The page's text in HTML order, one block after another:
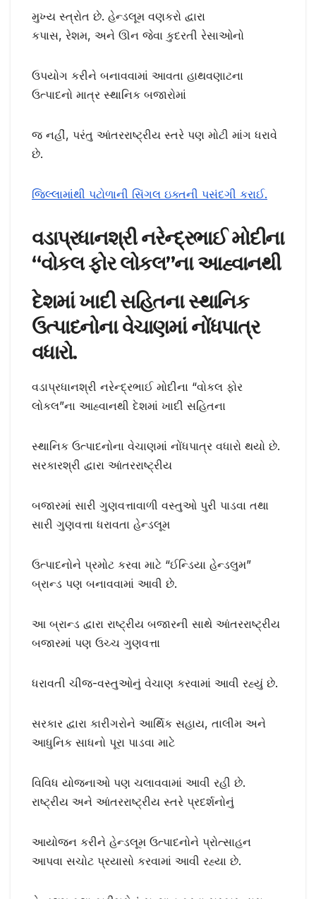
મુખ્ય સ્ત્રોત છે. હેન્ડલૂમ વણકરો દ્વારા
કપાસ, રેશમ, અને ઊન જેવા કુદરતી રેસાઓનો
ઉપયોગ કરીને બનાવવામાં આવતા હાથવણાટના
ઉત્પાદનો માત્ર સ્થાનિક બજારોમાં
જ નહીં, પરંતુ આંતરરાષ્ટ્રીય સ્તરે પણ મોટી માંગ ધરાવે
છે.
જિલ્લામાંથી પટોળાની સિંગલ ઇક્તની પસંદગી કરાઈ.
વડાપ્રધાનશ્રી નરેન્દ્રભાઈ મોદીના
“વોકલ ફોર લોકલ”ના આહ્વાનથી
દેશમાં ખાદી સહિતના સ્થાનિક
ઉત્પાદનોના વેચાણમાં નોંધપાત્ર
વધારો.
વડાપ્રધાનશ્રી નરેન્દ્રભાઈ મોદીના “વોકલ ફોર
લોકલ”ના આહ્વાનથી દેશમાં ખાદી સહિતના
સ્થાનિક ઉત્પાદનોના વેચાણમાં નોંધપાત્ર વધારો થયો છે.
સરકારશ્રી દ્વારા આંતરરાષ્ટ્રીય
બજારમાં સારી ગુણવત્તાવાળી વસ્તુઓ પુરી પાડવા તથા
સારી ગુણવત્તા ધરાવતા હેન્ડલૂમ
ઉત્પાદનોને પ્રમોટ કરવા માટે “ઈન્ડિયા હેન્ડલુમ”
બ્રાન્ડ પણ બનાવવામાં આવી છે.
આ બ્રાન્ડ દ્વારા રાષ્ટ્રીય બજારની સાથે આંતરરાષ્ટ્રીય
બજારમાં પણ ઉચ્ચ ગુણવત્તા
ધરાવતી ચીજ-વસ્તુઓનું વેચાણ કરવામાં આવી રહ્યું છે.
સરકાર દ્વારા કારીગરોને આર્થિક સહાય, તાલીમ અને
આધુનિક સાધનો પૂરા પાડવા માટે
વિવિધ યોજનાઓ પણ ચલાવવામાં આવી રહી છે.
રાષ્ટ્રીય અને આંતરરાષ્ટ્રીય સ્તરે પ્રદર્શનોનું
આયોજન કરીને હેન્ડલૂમ ઉત્પાદનોને પ્રોત્સાહન
આપવા સચોટ પ્રયાસો કરવામાં આવી રહ્યા છે.